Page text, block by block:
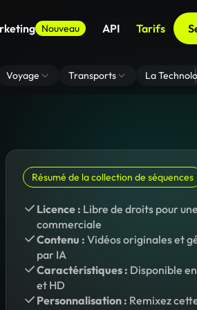
Nouveau API Tarifs
Voyage Transports La
Résumé de la collection de séquences
Licence : Libre de droits pour
commerciale
Contenu : Vidéos originales et
par IA
Caractéristiques : Disponible
et HD
Personnalisation : Remixez